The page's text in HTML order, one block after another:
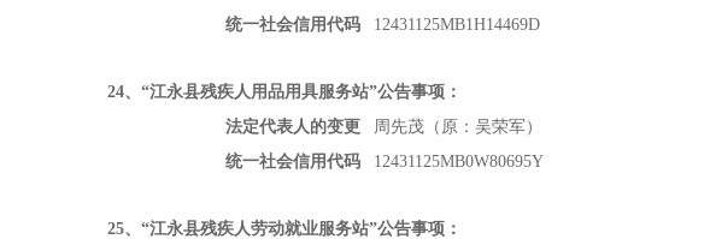
统一社会信用代码
12431125MB1H14469D
24、“江永县残疾人用品用具服务站”公告事项：
法定代表人的变更
周先茂（原：吴荣军）
统一社会信用代码
12431125MB0W80695Y
25、“江永县残疾人劳动就业服务站”公告事项：